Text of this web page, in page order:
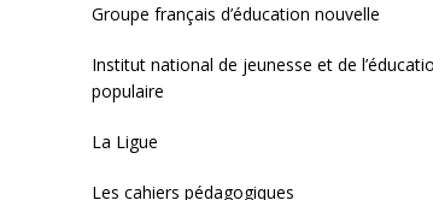
Groupe français d’éducation nouvelle
Institut national de jeunesse et de
populaire
La Ligue
Les cahiers pédagogiques